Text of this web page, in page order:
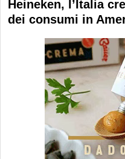
Heineken, l’Italia
dei consumi in